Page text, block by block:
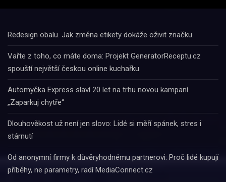
Redesign obalu. Jak změna etikety dokáže oživit značku.
Vařte z toho, co máte doma: Projekt GeneratorReceptu.cz
spouští největší českou online kuchařku
Automyčka Express slaví 20 let na trhu novou kampaní
„Zaparkuj chytře“
Dlouhověkost už není jen slovo: Lidé si měří spánek, stres i
stárnutí
Od anonymní firmy k důvěryhodnému partnerovi: Proč lidé kupují
příběhy, ne parametry, radí MediaConnect.cz